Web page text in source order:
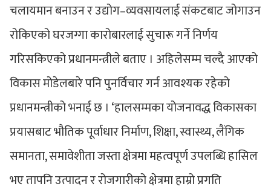
चलायमान बनाउन र उद्योग–व्यवसायलाई संकटबाट जोगाउन
रोकिएको घरजग्गा कारोबारलाई सुचारू गर्ने निर्णय
गरिसकिएको प्रधानमन्त्रीले बताए । अहिलेसम्म चल्दै आएको
विकास मोडेलबारे पनि पुनर्विचार गर्न आवश्यक रहेको
प्रधानमन्त्रीको भनाई छ । ‘हालसम्मका योजनावद्ध विकासका
प्रयासबाट भौतिक पूर्वाधार निर्माण, शिक्षा, स्वास्थ्य, लैंगिक
समानता, समावेशीता जस्ता क्षेत्रमा महत्वपूर्ण उपलब्धि हासिल
भए तापनि उत्पादन र रोजगारीको क्षेत्रमा हाम्रो प्रगति